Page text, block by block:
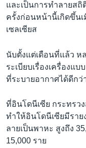
และเป็นการทำลายส
ครั้งก่อนหน้านี้เกิดขึ้น
เซลเซียส
นับตั้งแต่เดือนที่แล้ว ห
ระเบียบเรื่องเครื่องแ
ที่ระบายอากาศได้ดีกว่
ที่อินโดนีเซีย กระทร
ทำให้อินโดนีเซียมีราย
ลายเป็นพาหะ สูงถึง
15,000 ราย